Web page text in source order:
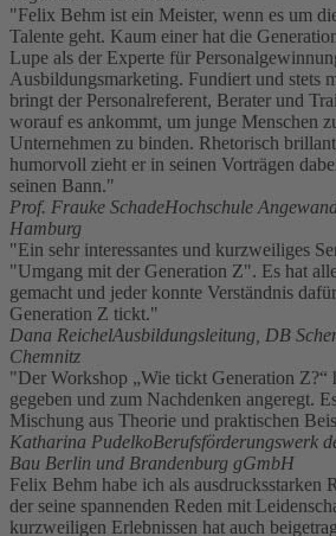
"Felix Behm ist ein Meister, wenn es um
Talente geht. Kaum einer hat die
Lupe als der Experte für
Ausbildungsmarketing. Fundiert und stets
bringt der Personalreferent, Berater und
worauf es ankommt, um junge Menschen
Unternehmen zu binden. Rhetorisch
humorvoll zieht er in seinen Vorträgen
seinen Bann."
Prof. Frauke SchadeHochschule
Hamburg
"Ein sehr interessantes und kurzweiliges
"Umgang mit der Generation Z". Es hat
gemacht und jeder konnte Verständnis
Generation Z tickt."
Dana ReichelAusbildungsleitung, DB
Chemnitz
"Der Workshop „Wie tickt Generation Z?“
gegeben und zum Nachdenken angeregt.
Mischung aus Theorie und praktischen
Katharina PudelkoBerufsförderungswerk
Bau Berlin und Brandenburg gGmbH
Felix Behm habe ich als ausdrucksstarken
der seine spannenden Reden mit
kurzweiligen Erlebnissen hat auch